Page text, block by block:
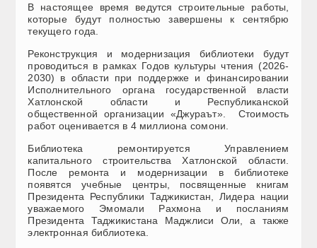
В настоящее время ведутся строительные работы,
которые будут полностью завершены к сентябрю
текущего года.
Реконструкция и модернизация библиотеки будут
проводиться в рамках Годов культуры чтения (2026-
2030) в области при поддержке и финансировании
Исполнительного органа государственной власти
Хатлонской области и Республиканской
общественной организации «Джураът». Стоимость
работ оценивается в 4 миллиона сомони.
Библиотека ремонтируется Управлением
капитального строительства Хатлонской области.
После ремонта и модернизации в библиотеке
появятся учебные центры, посвященные книгам
Президента Республики Таджикистан, Лидера нации
уважаемого Эмомали Рахмона и посланиям
Президента Таджикистана Маджлиси Оли, а также
электронная библиотека.